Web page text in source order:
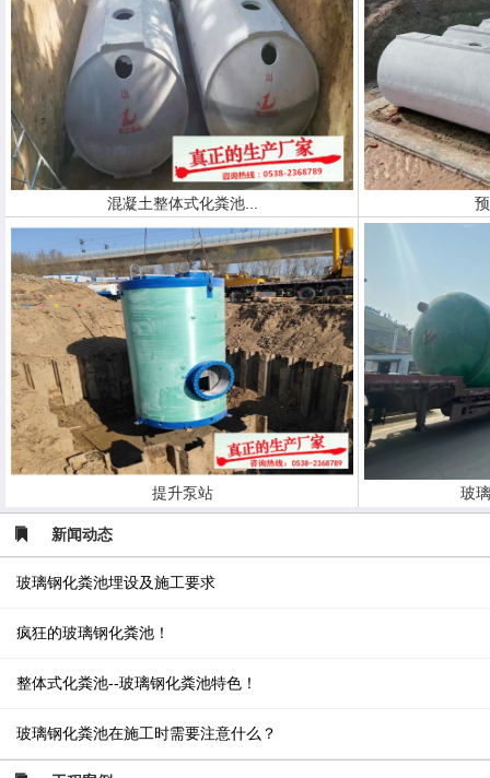
混凝土整体式化粪池...
提升泵站 玻
新闻动态
玻璃钢化粪池埋设及施工要求
疯狂的玻璃钢化粪池！
整体式化粪池--玻璃钢化粪池特色！
玻璃钢化粪池在施工时需要注意什么？